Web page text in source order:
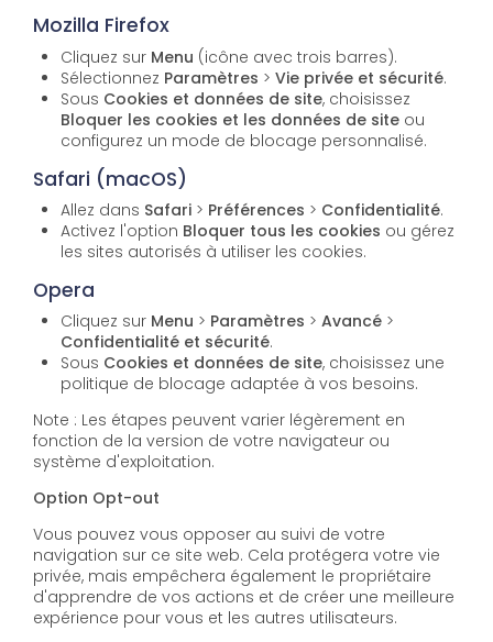
Mozilla Firefox
Cliquez sur Menu (icône avec trois barres).
Sélectionnez Paramètres >Vie privée et sécurité.
Sous Cookies et données de site, choisissez
Bloquer les cookies et les données de site ou
configurez un mode de blocage personnalisé.
Safari (macOS)
Allez dans Safari > Préférences > Confidentialité.
Activez l'option Bloquer tous les cookies ou gérez
les sites autorisés à utiliser les cookies.
Opera
Cliquez sur Menu > Paramètres >Avancé >
Confidentialité et sécurité.
Sous Cookies et données de site, choisissez une
politique de blocage adaptée à vos besoins.
Note : Les étapes peuvent varier légèrement en
fonction de la version de votre navigateur ou
système d'exploitation.
Option Opt-out
Vous pouvez vous opposer au suivi de votre
navigation sur ce site web. Cela protégera votre vie
privée, mais empêchera également le propriétaire
d'apprendre de vos actions et de créer une meilleure
expérience pour vous et les autres utilisateurs.